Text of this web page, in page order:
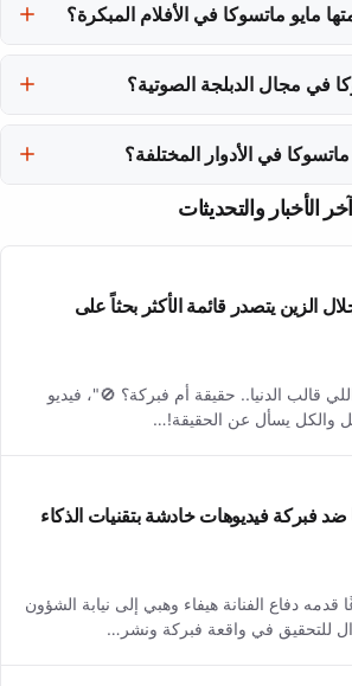
العالمي.
مايو ماتسوكا في الأفلام المبكرة؟
في مجال الدبلجة الصوتية؟
عالمي من محبي السلسلة.
في الأدوار المختلفة؟
على الانتقال بين الشخصيات الحميمة والأعمال
عمقها العاطفي.
آخر الأخبار والتحديثات
الزين يتصدر قائمة الأكثر بحثاً على
قالب الدنيا.. حقيقة أم فبركة؟ 🚫"، فيديو
والكل يسأل عن الحقيقة!…
ضد فبركة فيديوهات خادشة بتقنيات الذكاء
قدمه دفاع الفنانة هيفاء وهبي إلى نيابة الشؤون
للتحقيق في واقعة فبركة ونشر…